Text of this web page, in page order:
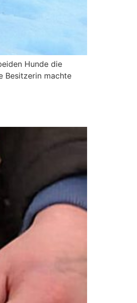
Hunde die
Besitzerin machte